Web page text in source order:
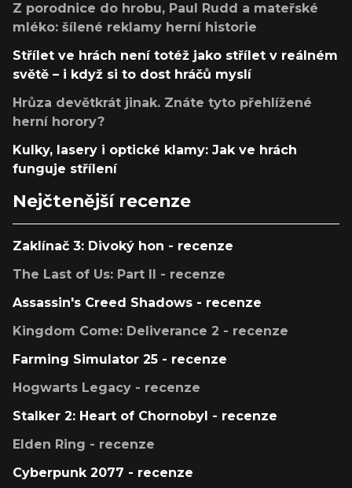
Z porodnice do hrobu, Paul Rudd a mateřské
mléko: šílené reklamy herní historie
Střílet ve hrách není totéž jako střílet v reálném
světě – i když si to dost hráčů myslí
Hrůza devětkrát jinak. Znáte tyto přehlížené
herní horory?
Kulky, lasery i optické klamy: Jak ve hrách
funguje střílení
Nejčtenější recenze
Zaklínač 3: Divoký hon - recenze
The Last of Us: Part II - recenze
Assassin's Creed Shadows - recenze
Kingdom Come: Deliverance 2 - recenze
Farming Simulator 25 - recenze
Hogwarts Legacy - recenze
Stalker 2: Heart of Chornobyl - recenze
Elden Ring - recenze
Cyberpunk 2077 - recenze